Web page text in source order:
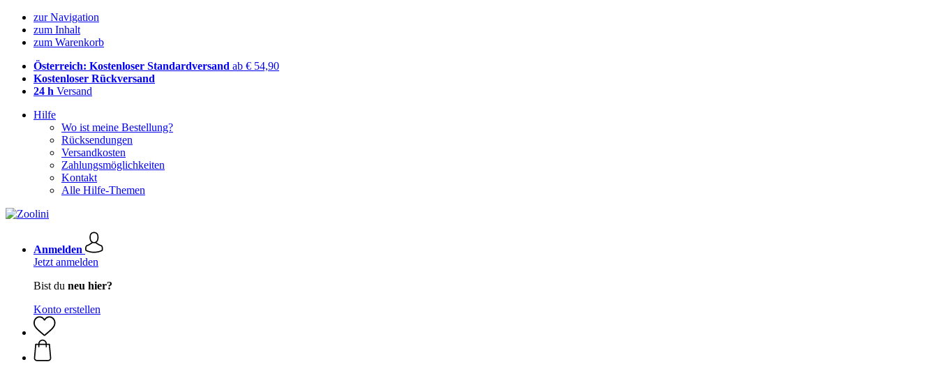
zur Navigation
zum Inhalt
zum Warenkorb
Österreich: Kostenloser Standardversand ab € 54,90
Kostenloser Rückversand
24 h Versand
Hilfe
Wo ist meine Bestellung?
Rücksendungen
Versandkosten
Zahlungsmöglichkeiten
Kontakt
Alle Hilfe-Themen
Anmelden
Jetzt anmelden
Bist du neu hier?
Konto erstellen